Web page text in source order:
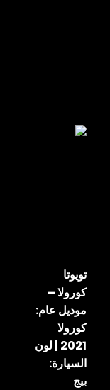
تويوتا
كورولا –
موديل عام:
كورولا
2021 | لون
السيارة:
بيج